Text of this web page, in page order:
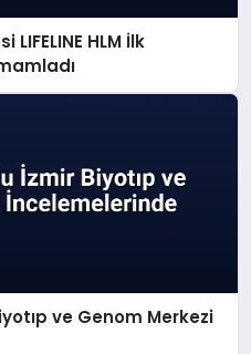
HLM İlk
ve Genom Merkezi